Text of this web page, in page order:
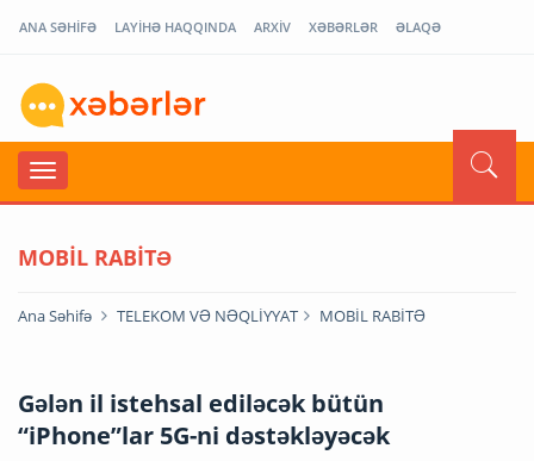
ANA SƏHİFƏ LAYİHƏ HAQQINDA ARXİV XƏBƏRLƏR ƏLAQƏ
MOBİL RABİTƏ
Ana Səhifə TELEKOM VƏ NƏQLİYYAT MOBİL RABİTƏ
Gələn il istehsal ediləcək bütün
“iPhone”lar 5G-ni dəstəkləyəcək